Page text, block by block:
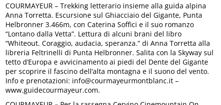
COURMAYEUR – Trekking letterario insieme alla guida alpina
Anna Torretta. Escursione sul Ghiacciaio del Gigante, Punta
Helbronner 3.466m, con Caterina Soffici e il suo romanzo
“Lontano dalla Vetta”. Lettura di alcuni brani del libro
“Whiteout. Coraggio, audacia, speranza.” di Anna Torretta alla
libreria Feltrinelli di Punta Helbronner. Salita con la Skyway sul
tetto d’Europa e avvicinamento ai piedi del Dente del Gigante
per scoprire il fascino dell’alta montagna e il suono del vento.
Info e prenotazioni: info@courmayeurmontblanc.it –
www.guidecourmayeur.com.